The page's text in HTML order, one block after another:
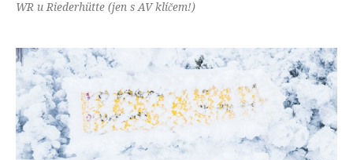
WR u Riederhütte (jen s AV klíčem!)